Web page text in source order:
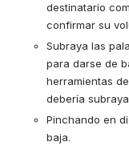
destinatario
confirmar su
Subraya las
para darse de
herramientas
debería
Pinchando en
baja.